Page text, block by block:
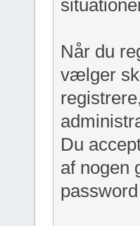
Når du
vælger
Du
af nogen